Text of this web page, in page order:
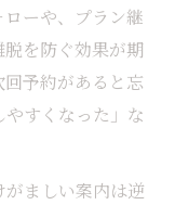
ーや、プラン継
を防ぐ効果が期
予約があると忘
すくなった」な
ましい案内は逆